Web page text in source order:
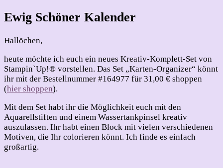
Komplett-
Set
Ewig Schöner Kalender
Hallöchen,
heute möchte ich euch ein neues Kreativ-Komplett-Set von
Stampin`Up!® vorstellen. Das Set „Karten-Organizer“ könnt
ihr mit der Bestellnummer #164977 für 31,00 € shoppen
(hier shoppen).
Mit dem Set habt ihr die Möglichkeit euch mit den
Aquarellstiften und einem Wassertankpinsel kreativ
auszulassen. Ihr habt einen Block mit vielen verschiedenen
Motiven, die Ihr colorieren könnt. Ich finde es einfach
großartig.